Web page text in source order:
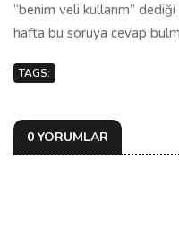
“benim veli kullarım”
hafta bu soruya cevap
TAGS:
0 YORUMLAR